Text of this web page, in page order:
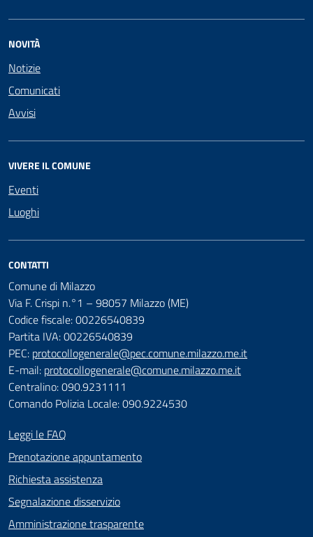
NOVITÀ
Notizie
Comunicati
Avvisi
VIVERE IL COMUNE
Eventi
Luoghi
CONTATTI
Comune di Milazzo
Via F. Crispi n.°1 – 98057 Milazzo (ME)
Codice fiscale: 00226540839
Partita IVA: 00226540839
PEC: protocollogenerale@pec.comune.milazzo.me.it
E-mail: protocollogenerale@comune.milazzo.me.it
Centralino: 090.9231111
Comando Polizia Locale: 090.9224530
Leggi le FAQ
Prenotazione appuntamento
Richiesta assistenza
Segnalazione disservizio
Amministrazione trasparente